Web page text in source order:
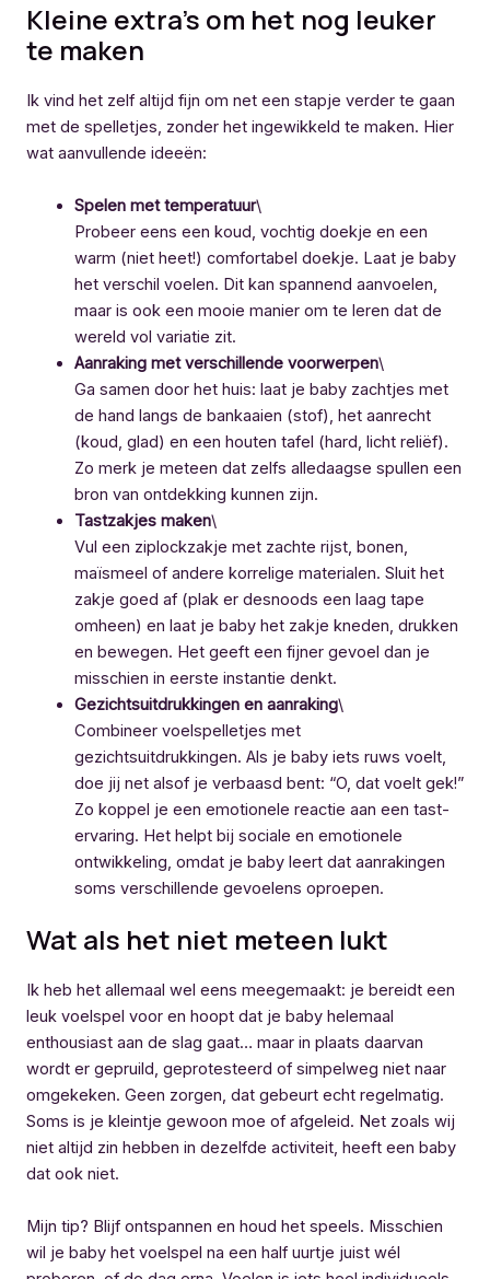
Kleine extra’s om het nog leuker
te maken
Ik vind het zelf altijd fijn om net een stapje verder te gaan
met de spelletjes, zonder het ingewikkeld te maken. Hier
wat aanvullende ideeën:
Spelen met temperatuur\
Probeer eens een koud, vochtig doekje en een
warm (niet heet!) comfortabel doekje. Laat je baby
het verschil voelen. Dit kan spannend aanvoelen,
maar is ook een mooie manier om te leren dat de
wereld vol variatie zit.
Aanraking met verschillende voorwerpen\
Ga samen door het huis: laat je baby zachtjes met
de hand langs de bankaaien (stof), het aanrecht
(koud, glad) en een houten tafel (hard, licht reliëf).
Zo merk je meteen dat zelfs alledaagse spullen een
bron van ontdekking kunnen zijn.
Tastzakjes maken\
Vul een ziplockzakje met zachte rijst, bonen,
maïsmeel of andere korrelige materialen. Sluit het
zakje goed af (plak er desnoods een laag tape
omheen) en laat je baby het zakje kneden, drukken
en bewegen. Het geeft een fijner gevoel dan je
misschien in eerste instantie denkt.
Gezichtsuitdrukkingen en aanraking\
Combineer voelspelletjes met
gezichtsuitdrukkingen. Als je baby iets ruws voelt,
doe jij net alsof je verbaasd bent: “O, dat voelt gek!”
Zo koppel je een emotionele reactie aan een tast-
ervaring. Het helpt bij sociale en emotionele
ontwikkeling, omdat je baby leert dat aanrakingen
soms verschillende gevoelens oproepen.
Wat als het niet meteen lukt
Ik heb het allemaal wel eens meegemaakt: je bereidt een
leuk voelspel voor en hoopt dat je baby helemaal
enthousiast aan de slag gaat… maar in plaats daarvan
wordt er gepruild, geprotesteerd of simpelweg niet naar
omgekeken. Geen zorgen, dat gebeurt echt regelmatig.
Soms is je kleintje gewoon moe of afgeleid. Net zoals wij
niet altijd zin hebben in dezelfde activiteit, heeft een baby
dat ook niet.
Mijn tip? Blijf ontspannen en houd het speels. Misschien
wil je baby het voelspel na een half uurtje juist wél